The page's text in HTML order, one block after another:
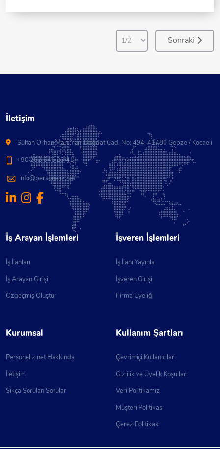
Sonraki
İletişim
Sultan Orhan Mah. Yeni Bağdat Cad. No: 494, 41480 Gebze / Kocaeli
+90 262 646 23 41
info@personeliz.net
İş Arayan İşlemleri
İş İlanları
İş Arayan Girişi
Özgeçmiş Oluştur
İşveren İşlemleri
İş İlanı Yayınla
İşveren Girişi
Firma Üyeliği
Kurumsal
Personeliz.net Hakkında
İletişim
Sıkça Sorulan Sorular
Kullanım Şartları
Çevrimiçi Kullanıcıları
Gizlilik ve Üyelik Koşulları
Veri Politikamız
Müşteri Politikası
Çerez Politikası